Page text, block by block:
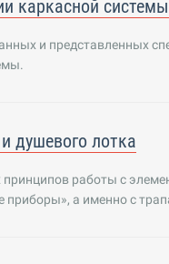
каркасной системы
и представленных
душевого лотка
работы с
приборы», а именно с